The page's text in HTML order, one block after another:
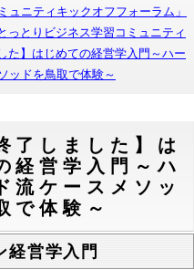
ュニティキックオフフォーラム」
っとりビジネス学習コミュニティ
た】はじめての経営学入門～ハー
ッドを鳥取で体験～
了しました】は
経営学入門～ハ
流ケースメソッ
で体験～
経営学入門